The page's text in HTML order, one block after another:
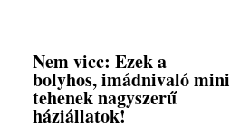
Nem vicc: Ezek a
bolyhos, imádnivaló mini
tehenek nagyszerű
háziállatok!